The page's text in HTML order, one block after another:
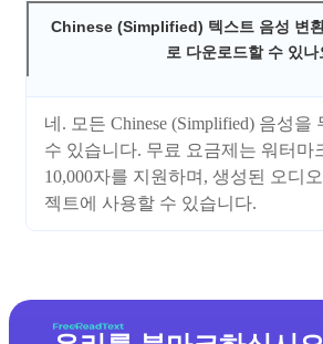
Chinese (Simplified) 텍스트 음성 변
로 다운로드할 수 있나
네. 모든 Chinese (Simplified) 음성을
수 있습니다. 무료 요금제는 워터마
10,000자를 지원하며, 생성된 오디
젝트에 사용할 수 있습니다.